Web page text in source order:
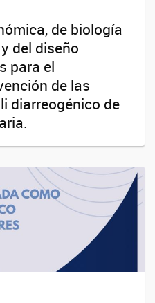
de biología
del diseño
para el
de las
diarreogénico de